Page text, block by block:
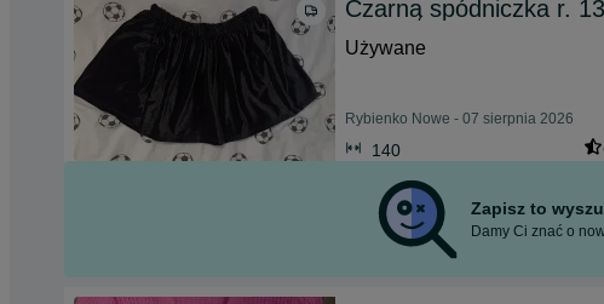
Czarną spódniczka r.
Używane
Rybienko Nowe - 07 sierpnia 2026
140
Zapisz to
Damy Ci znać o